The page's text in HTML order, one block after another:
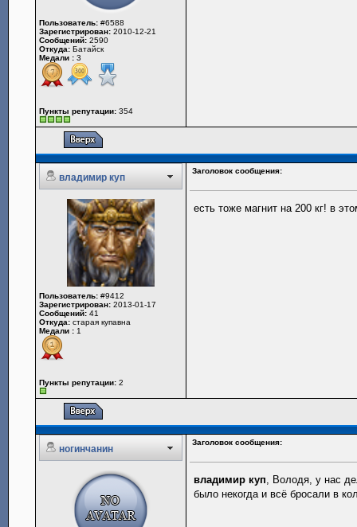
Пользователь: #6588
Зарегистрирован: 2010-12-21
Сообщений: 2590
Откуда: Батайск
Медали : 3
Пункты репутации: 354
владимир куп
Заголовок сообщения:
Пользователь: #9412
Зарегистрирован: 2013-01-17
Сообщений: 41
Откуда: старая купавна
Медали : 1
Пункты репутации: 2
есть тоже магнит на 200 кг! в
ногинчанин
Заголовок сообщения:
владимир куп, Володя, у нас
было некогда и всё бросали в